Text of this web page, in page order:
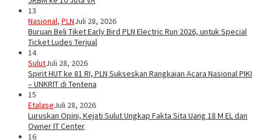
13
Nasional, PLNJuli 28, 2026
Buruan Beli Tiket Early Bird PLN Electric Run 2026, untuk Special
Ticket Ludes Terjual
14
SulutJuli 28, 2026
Spirit HUT ke 81 RI, PLN Sukseskan Rangkaian Acara Nasional PIKI
– UNKRIT di Tentena
15
EtalaseJuli 28, 2026
Luruskan Opini, Kejati Sulut Ungkap Fakta Sita Uang 18 M EL dan
Owner IT Center
16